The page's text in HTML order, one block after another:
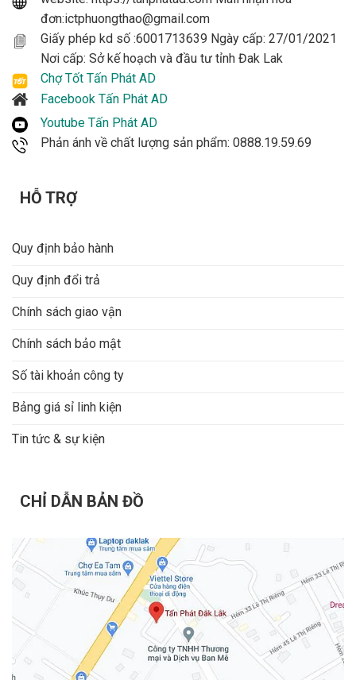
đơn:ictphuongthao@gmail.com
Giấy phép kd số :6001713639 Ngày cấp: 27/01/2021
Nơi cấp: Sở kế hoạch và đầu tư tỉnh Đak Lak
Chợ Tốt Tấn Phát AD
Facebook Tấn Phát AD
Youtube Tấn Phát AD
Phản ánh về chất lượng sản phẩm: 0888.19.59.69
HỖ TRỢ
Quy định bảo hành
Quy định đổi trả
Chính sách giao vận
Chính sách bảo mật
Số tài khoản công ty
Bảng giá sỉ linh kiện
Tin tức & sự kiện
CHỈ DẪN BẢN ĐỒ